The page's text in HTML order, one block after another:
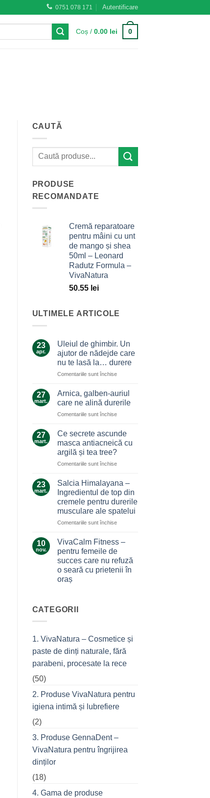
0751 078 171 Autentificare
Coș /0.00 lei 0
CAUTĂ
PRODUSE
RECOMANDATE
Cremă reparatoare
pentru mâini cu unt
de mango și shea
50ml – Leonard
Radutz Formula –
VivaNatura
50.55 lei
ULTIMELE ARTICOLE
23
apr.
Uleiul de ghimbir. Un
ajutor de nădejde care
nu te lasă la… durere
Comentariile sunt închisepentru
de
ghimbir.
Un
ajutor
nădejde
care
nu
lasă
durere
27
mart.
Arnica, galben-auriul
care ne alină durerile
Comentariile sunt închisepentru
galben-
auriul
care
alină
27
mart.
Ce secrete ascunde
masca antiacneică cu
argilă și tea tree?
Comentariile sunt închisepentru
ascunde
masca
antiacneică
cu
argilă
tree?
23
mart.
Salcia Himalayana –
Ingredientul de top din
cremele pentru durerile
musculare ale spatelui
Comentariile sunt închisepentru
Ingredientul
de
top
10
nov.
VivaCalm Fitness –
pentru femeile de
succes care nu refuză
o seară cu prietenii în
oraș
VivaCalm
Fitness
de
care
refuză
prietenii
în
oraș
CATEGORII
1. VivaNatura – Cosmetice și
paste de dinți naturale, fără
parabeni, procesate la rece
(50)
2. Produse VivaNatura pentru
igiena intimă și lubrefiere
(2)
3. Produse GennaDent –
VivaNatura pentru îngrijirea
dinților
(18)
4. Gama de produse